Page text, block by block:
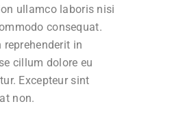
ullamco laboris nisi
consequat.
in
cillum dolore eu
Excepteur sint
non.